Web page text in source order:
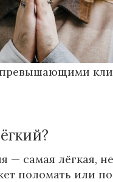
осадков
синоптик.
будет
превышающими
— самая лёгкая,
поломать или